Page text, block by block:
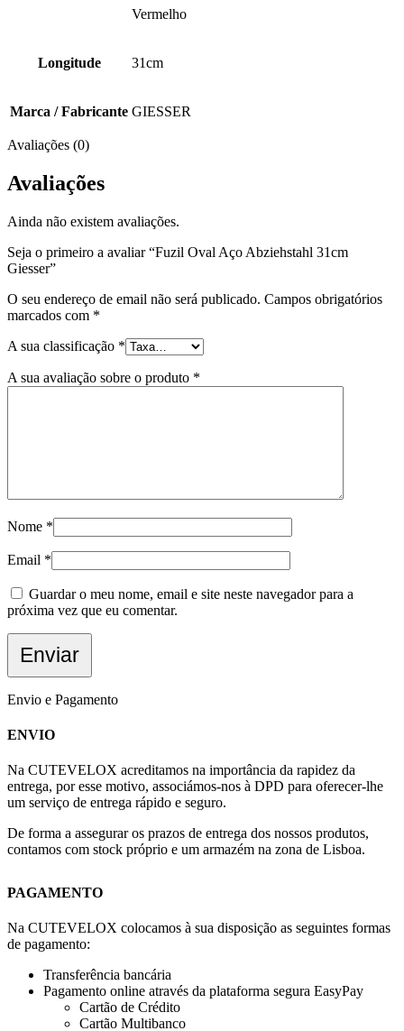
Vermelho
Longitude 31cm
Marca / Fabricante GIESSER
Avaliações (0)
Avaliações
Ainda não existem avaliações.
Seja o primeiro a avaliar “Fuzil Oval Aço Abziehstahl 31cm
Giesser”
O seu endereço de email não será publicado. Campos obrigatórios
marcados com *
A sua classificação *
A sua avaliação sobre o produto *
Nome *
Email *
Guardar o meu nome, email e site neste navegador para a
próxima vez que eu comentar.
Envio e Pagamento
ENVIO
Na CUTEVELOX acreditamos na importância da rapidez da
entrega, por esse motivo, associámos-nos à DPD para oferecer-lhe
um serviço de entrega rápido e seguro.
De forma a assegurar os prazos de entrega dos nossos produtos,
contamos com stock próprio e um armazém na zona de Lisboa.
PAGAMENTO
Na CUTEVELOX colocamos à sua disposição as seguintes formas
de pagamento:
Transferência bancária
Pagamento online através da plataforma segura EasyPay
Cartão de Crédito
Cartão Multibanco